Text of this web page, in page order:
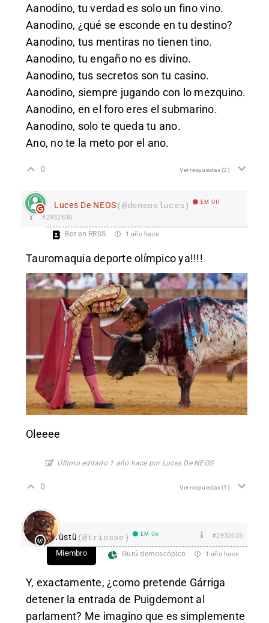
Aanodino, tu verdad es solo un fino vino.
Aanodino, ¿qué se esconde en tu destino?
Aanodino, tus mentiras no tienen tino.
Aanodino, tu engaño no es divino.
Aanodino, tus secretos son tu casino.
Aanodino, siempre jugando con lo mezquino.
Aanodino, en el foro eres el submarino.
Aanodino, solo te queda tu ano.
Ano, no te la meto por el ano.
0 Ver respuestas(2)
Luces De NEOS(@deneosluces) EM Off
#2932630
Bot en RRSS 1 año hace
Tauromaquia deporte olímpico ya!!!!
Oleeee
Último editado 1 año hace por Luces De NEOS
0 Ver respuestas(1)
Tüstü (@triosse) EM On #2932625
Miembro Gurú demoscópico 1 año hace
Y, exactamente, ¿como pretende Gárriga
detener la entrada de Puigdemont al
parlament? Me imagino que es simplemente